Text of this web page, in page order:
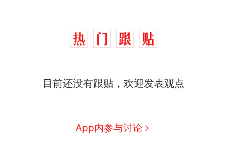
目前还没有跟贴，欢迎发表观点
App内参与讨论
热
那个在床头放菜刀的女孩，
么？
协会回应
男子上山采菌偶然发现鸡枞菌